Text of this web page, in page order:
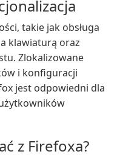
takie jak obsługa
klawiaturą oraz
Zlokalizowane
i konfiguracji
jest odpowiedni dla
z Firefoxa?